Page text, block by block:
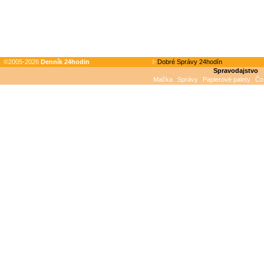
©2005-2026 Denník 24hodin
Dobré Správy 24hodín
Spravodajstvo
Mačka
Správy Papierové palety